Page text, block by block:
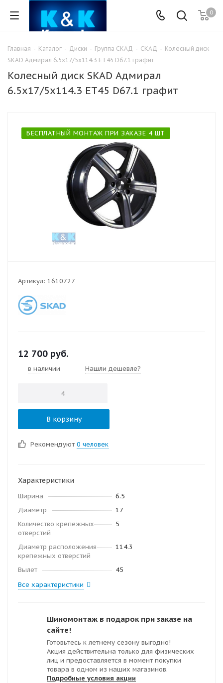
0
Главная - Каталог - Диски - Группа СКАД - СКАД - Колесный диск
SKAD Адмирал 6.5x17/5x114.3 ET45 D67.1 графит
Колесный диск SKAD Адмирал
6.5x17/5x114.3 ET45 D67.1 графит
БЕСПЛАТНЫЙ МОНТАЖ ПРИ ЗАКАЗЕ 4 ШТ
Артикул: 1610727
12 700 руб.
в наличии Нашли дешевле?
В корзину
Рекомендуют 0 человек
Характеристики
Ширина
6.5
Диаметр
17
Количество крепежных
отверстий
5
Диаметр расположения
крепежных отверстий
114.3
Вылет
45
Все характеристики
Шиномонтаж в подарок при заказе на
сайте!
Готовьтесь к летнему сезону выгодно!
Акция действительна только для физических
лиц и предоставляется в момент покупки
товара в одном из наших магазинов.
Подробные условия акции